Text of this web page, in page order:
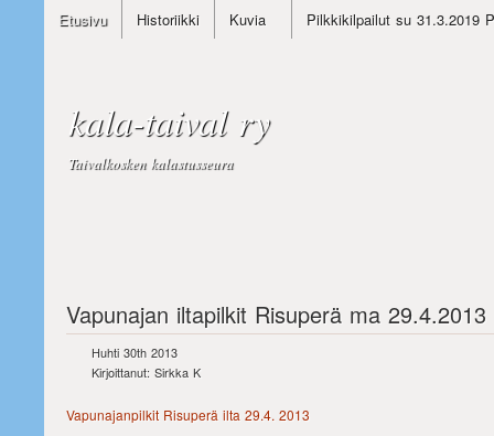
Etusivu Historiikki Kuvia Pilkkikilpailut su 31.3.2019
kala-taival ry
Taivalkosken kalastusseura
Vapunajan iltapilkit Risuperä ma 29.4.2013
Huhti 30th 2013
Kirjoittanut: Sirkka K
Vapunajanpilkit Risuperä ilta 29.4. 2013